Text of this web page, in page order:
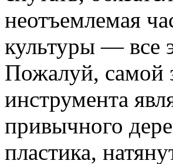
неотъемлемая
культуры — все
Пожалуй, самой
инструмента
привычного
пластика,